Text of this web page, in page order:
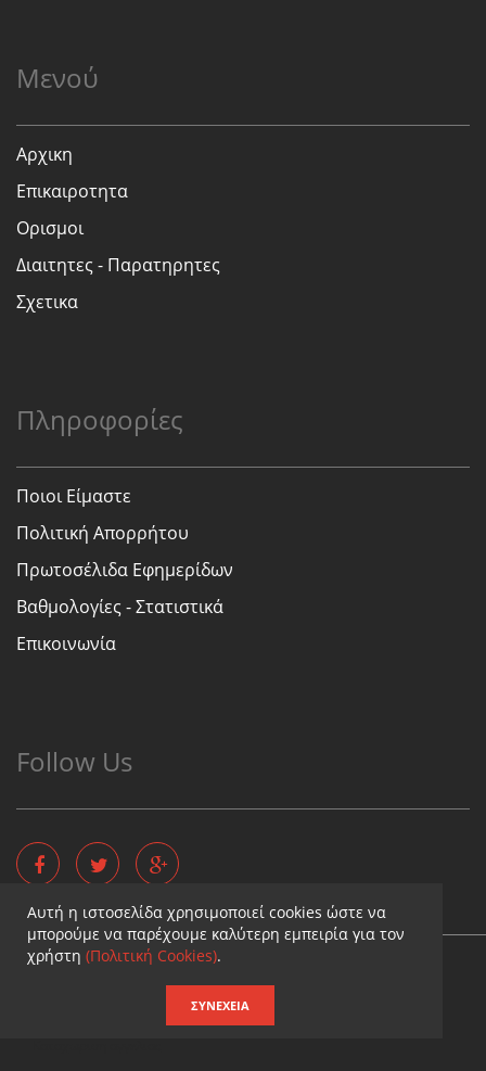
Μενού
Αρχικη
Επικαιροτητα
Ορισμοι
Διαιτητες - Παρατηρητες
Σχετικα
Πληροφορίες
Ποιοι Είμαστε
Πολιτική Απορρήτου
Πρωτοσέλιδα Εφημερίδων
Βαθμολογίες - Στατιστικά
Επικοινωνία
Follow Us
Copyright © - Diaititis.gr - All Rights Reserved.
Σχεδιασμός & κατασκευή ιστοσελίδων
Καταχωρηση επιχειρησης
Αυτή η ιστοσελίδα χρησιμοποιεί cookies ώστε να
μπορούμε να παρέχουμε καλύτερη εμπειρία για τον
χρήστη (Πολιτική Cookies).
ΣΥΝΈΧΕΙΑ